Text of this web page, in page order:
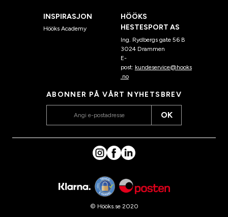
INSPIRASJON
Hööks Academy
HÖÖKS
HESTESPORT AS
Ing. Rydbergs gate 56 B
3024 Drammen
E-
post: kundeservice@hooks
.no
ABONNER PÅ VÅRT NYHETSBREV
OK
© Hööks.se 2020